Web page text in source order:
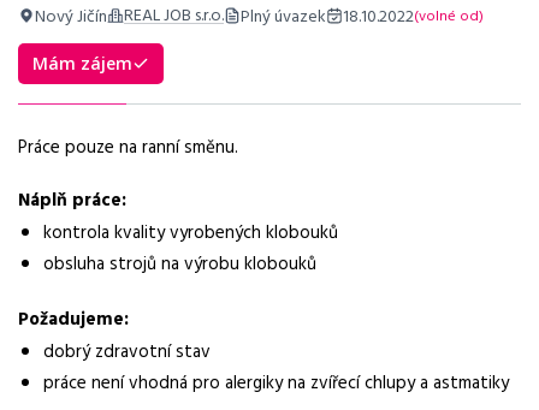
Nový Jičín REAL JOB s.r.o. Plný úvazek 18.10.2022(volné od)
Shrnutí nabídky
Nabídka práce v Novém Jičíně na ranní směnu, plat 150-190
Základní informace
Pozice
Operátor výroby
operátor
Obor / skupina
Mám zájem
Práce pouze na ranní směnu.
Náplň práce:
kontrola kvality vyrobených klobouků
obsluha strojů na výrobu klobouků
Požadujeme:
dobrý zdravotní stav
práce není vhodná pro alergiky na zvířecí chlupy a astmatiky